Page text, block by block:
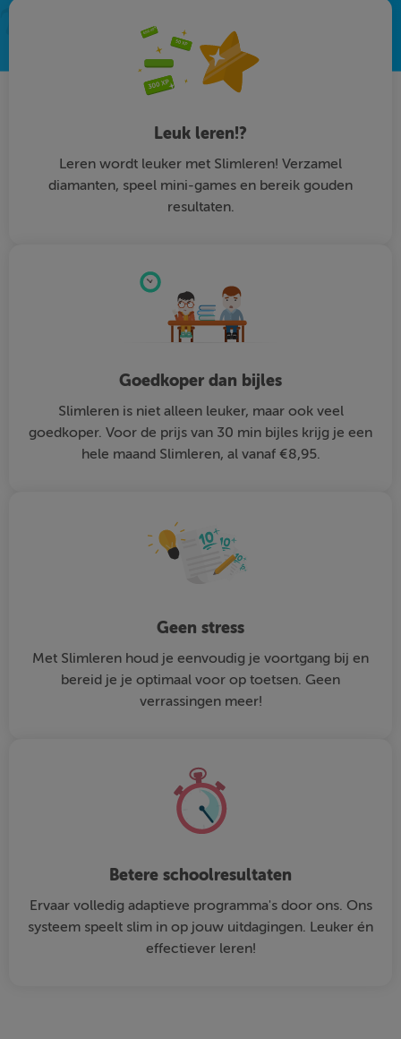
Leuk leren!?
Leren wordt leuker met Slimleren! Verzamel
diamanten, speel mini-games en bereik gouden
resultaten.
Goedkoper dan bijles
Slimleren is niet alleen leuker, maar ook veel
goedkoper. Voor de prijs van 30 min bijles krijg je een
hele maand Slimleren, al vanaf €8,95.
Geen stress
Met Slimleren houd je eenvoudig je voortgang bij en
bereid je je optimaal voor op toetsen. Geen
verrassingen meer!
Betere schoolresultaten
Ervaar volledig adaptieve programma's door ons. Ons
systeem speelt slim in op jouw uitdagingen. Leuker én
effectiever leren!